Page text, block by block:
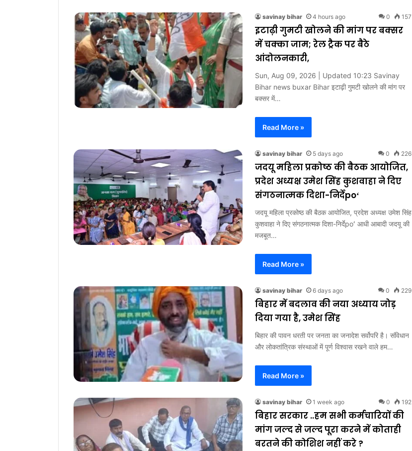
savinay bihar 4 hours ago 0 157
इटाढ़ी गुमटी खोलने की मांग पर बक्सर
में चक्का जाम; रेल ट्रैक पर बैठे
आंदोलनकारी,
Sun, Aug 09, 2026 | Updated 10:23 Savinay
Bihar news buxar Bihar इटाढ़ी गुमटी खोलने की मांग पर
बक्सर में…
Read More »
savinay bihar 5 days ago 0 226
जदयू महिला प्रकोष्ठ की बैठक आयोजित,
प्रदेश अध्यक्ष उमेश सिंह कुशवाहा ने दिए
संगठनात्मक दिशा-निर्देpoʻ
जदयू महिला प्रकोष्ठ की बैठक आयोजित, प्रदेश अध्यक्ष उमेश सिंह
कुशवाहा ने दिए संगठनात्मक दिशा-निर्देpoʻ आधी आबादी जदयू की
मजबूत…
Read More »
savinay bihar 6 days ago 0 229
बिहार में बदलाव की नया अध्याय जोड़
दिया गया है, उमेश सिंह
बिहार की पावन धरती पर जनता का जनादेश सर्वोपरि है। संविधान
और लोकतांत्रिक संस्थाओं में पूर्ण विश्वास रखने वाले हम…
Read More »
savinay bihar 1 week ago 0 192
बिहार सरकार ..हम सभी कर्मचारियों की
मांग जल्द से जल्द पूरा करने में कोताही
बरतने की कोशिश नहीं करे ?